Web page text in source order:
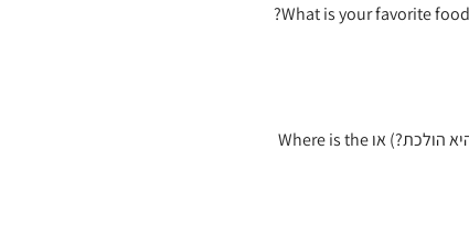
מילת השאלה הכי נפוצה בשפה האנגלית שמטרתה לקבל מידע מהנמען. למשל: What is your favorite food?
מילת שאלה הנועדה לקבל תשובה על מקום מסוים: Where is she going? (לאן היא הולכת?) או Where is the